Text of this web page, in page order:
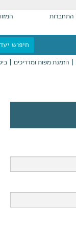
התחברות
חיפוש
הזמנת מפות ומדריכים